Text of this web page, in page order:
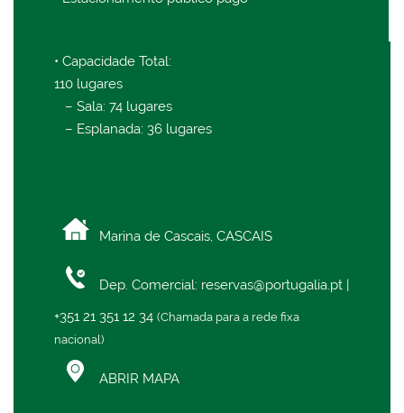
• Capacidade Total:
110 lugares
– Sala: 74 lugares
– Esplanada: 36 lugares
Marina de Cascais, CASCAIS
Dep. Comercial: reservas@portugalia.pt |
+351 21 351 12 34 (Chamada para a rede fixa
nacional)
ABRIR MAPA